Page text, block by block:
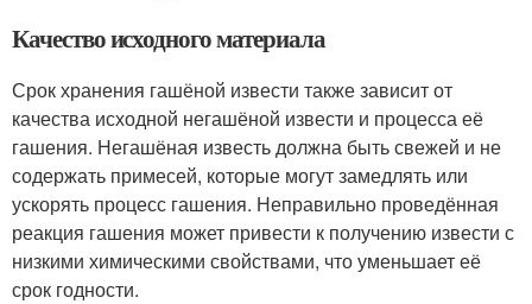
Качество исходного материала
Срок хранения гашёной извести также зависит от
качества исходной негашёной извести и процесса её
гашения. Негашёная известь должна быть свежей и не
содержать примесей, которые могут замедлять или
ускорять процесс гашения. Неправильно проведённая
реакция гашения может привести к получению извести с
низкими химическими свойствами, что уменьшает её
срок годности.